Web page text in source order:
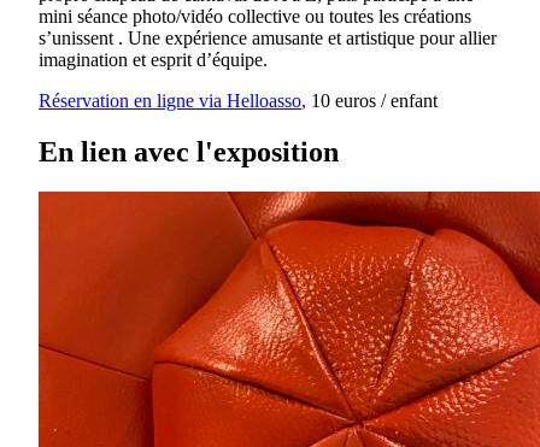
mini séance photo/vidéo collective ou toutes les créations
s’unissent . Une expérience amusante et artistique pour allier
imagination et esprit d’équipe.
Réservation en ligne via Helloasso, 10 euros / enfant
En lien avec l'exposition